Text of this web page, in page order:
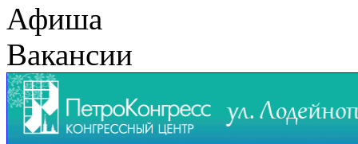
Афиша
Вакансии